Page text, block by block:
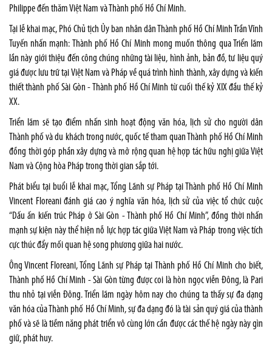
Philippe đến thăm Việt Nam và Thành phố Hồ Chí Minh.
Tại lễ khai mạc, Phó Chủ tịch Ủy ban nhân dân Thành phố Hồ Chí Minh Trần Vĩnh
Tuyến nhấn mạnh: Thành phố Hồ Chí Minh mong muốn thông qua Triển lãm
lần này giới thiệu đến công chúng những tài liệu, hình ảnh, bản đồ, tư liệu quý
giá được lưu trữ tại Việt Nam và Pháp về quá trình hình thành, xây dựng và kiến
thiết thành phố Sài Gòn - Thành phố Hồ Chí Minh từ cuối thế kỷ XIX đầu thế kỷ
XX.
Triển lãm sẽ tạo điểm nhấn sinh hoạt động văn hóa, lịch sử cho người dân
Thành phố và du khách trong nước, quốc tế tham quan Thành phố Hồ Chí Minh
đồng thời góp phần xây dựng và mở rộng quan hệ hợp tác hữu nghị giữa Việt
Nam và Cộng hòa Pháp trong thời gian sắp tới.
Phát biểu tại buổi lễ khai mạc, Tổng Lãnh sự Pháp tại Thành phố Hồ Chí Minh
Vincent Floreani đánh giá cao ý nghĩa văn hóa, lịch sử của việc tổ chức cuộc
“Dấu ấn kiến trúc Pháp ở Sài Gòn - Thành phố Hồ Chí Minh”, đồng thời nhấn
mạnh sự kiện này thể hiện nỗ lực hợp tác giữa Việt Nam và Pháp trong việc tích
cực thúc đẩy mối quan hệ song phương giữa hai nước.
Ông Vincent Floreani, Tổng Lãnh sự Pháp tại Thành phố Hồ Chí Minh cho biết,
Thành phố Hồ Chí Minh - Sài Gòn từng được coi là hòn ngọc viễn Đông, là Pari
thu nhỏ tại viễn Đông. Triển lãm ngày hôm nay cho chúng ta thấy sự đa dạng
văn hóa của Thành phố Hồ Chí Minh, sự đa dạng đó là tài sản quý giá của thành
phố và sẽ là tiềm năng phát triển vô cùng lớn cần được các thế hệ ngày này gìn
giữ, phát huy.